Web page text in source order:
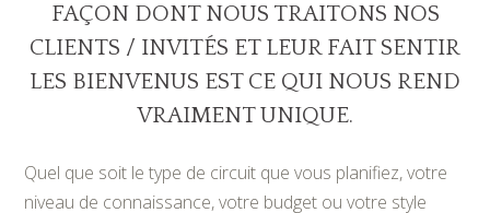
QUI SOMMES NOUS?
GALERIE DE PHOTOS
NOS GUIDES
FAÇON DONT NOUS TRAITONS NOS
CLIENTS / INVITÉS ET LEUR FAIT SENTIR
LES BIENVENUS EST CE QUI NOUS REND
VRAIMENT UNIQUE.
Quel que soit le type de circuit que vous planifiez, votre
niveau de connaissance, votre budget ou votre style